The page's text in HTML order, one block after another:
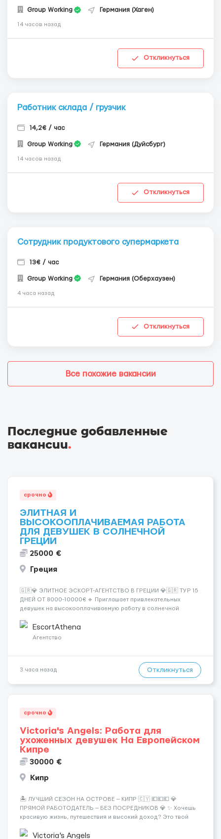
Group Working Германия (Хаген)
14 часов назад
Откликнуться
Работник склада / грузчик
14,2€ / час
Group Working Германия (Дуйсбург)
14 часов назад
Откликнуться
Сотрудник продуктового супермаркета
13€ / час
Group Working Германия (Оберхаузен)
4 часа назад
Откликнуться
Все похожие вакансии
Последние добавленные
вакансии.
срочно
ЭЛИТНАЯ И
ВЫСОКООПЛАЧИВАЕМАЯ РАБОТА
ДЛЯ ДЕВУШЕК В СОЛНЕЧНОЙ
ГРЕЦИИ
25000 €
Греция
🇬🇷💎 ЭЛИТНОЕ ЭСКОРТ-АГЕНТСТВО В ГРЕЦИИ 💎🇬🇷 ТУР 15
ДНЕЙ ОТ 8000-10000€ 🔹 Приглашает привлекательных
девушек на высокооплачиваемую работу в солнечной
хорошие деньги 💶 — это предложение для тебя! 🔹
Требования: ✔️ Возраст от ...
EscortAthena
Агентство
3 часа назад Откликнуться
срочно
Victoria's Angels: Работа для
ухоженных девушек На Европейском
Кипре
30000 €
Кипр
🏝️ ЛУЧШИЙ СЕЗОН НА ОСТРОВЕ — КИПР 🇨🇾 💶💶💶 💎
ПРЯМОЙ РАБОТОДАТЕЛЬ — БЕЗ ПОСРЕДНИКОВ 💎 ✨ Хочешь
красивую жизнь, путешествия и высокий доход? Это твой
Опытная команда с годами практики — Стабильный поток
Victoria's Angels